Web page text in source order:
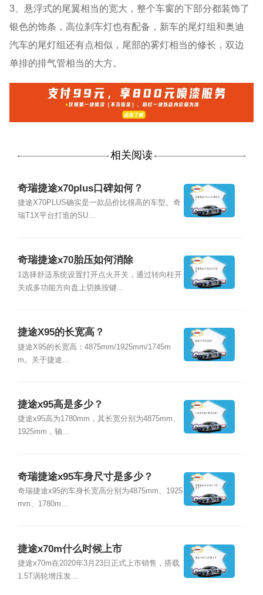
3、悬浮式的尾翼相当的宽大，整个车窗的下部分都装饰了
银色的饰条，高位刹车灯也有配备，新车的尾灯组和奥迪
汽车的尾灯组还有点相似，尾部的雾灯相当的修长，双边
单排的排气管相当的大方。
相关阅读
奇瑞捷途x70plus口碑如何？
捷途X70PLUS确实是一款品价比很高的车型。奇
瑞T1X平台打造的SU...
奇瑞捷途x70胎压如何消除
1选择舒适系统设置打开点火开关，通过转向柱开
关或多功能方向盘上切换按键...
捷途X95的长宽高？
捷途X95的长宽高：4875mm/1925mm/1745m
m。关于捷途...
捷途x95高是多少？
捷途x95高为1780mm，其长宽分别为4875mm、
1925mm，轴...
奇瑞捷途x95车身尺寸是多少？
奇瑞捷途x95的车身长宽高分别为4875mm、1925
mm、1780m...
捷途x70m什么时候上市
捷途x70m在2020年3月23日正式上市销售，搭载
1.5T涡轮增压发...